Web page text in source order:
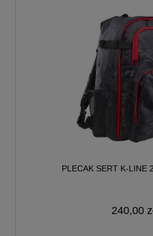
PLECAK SERT K-LINE
240,00